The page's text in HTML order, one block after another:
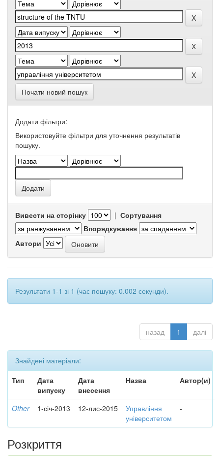
Почати новий пошук
Додати фільтри:
Використовуйте фільтри для уточнення результатів
пошуку.
Вивести на сторінку | Сортування
Впорядкування
Автори
Результати 1-1 зі 1 (час пошуку: 0.002 секунди).
назад 1 далі
Знайдені матеріали:
Тип
Дата
випуску
Дата
внесення
Назва Автор(и)
Other 1-січ-2013 12-лис-2015
Управління
університетом
-
Розкриття